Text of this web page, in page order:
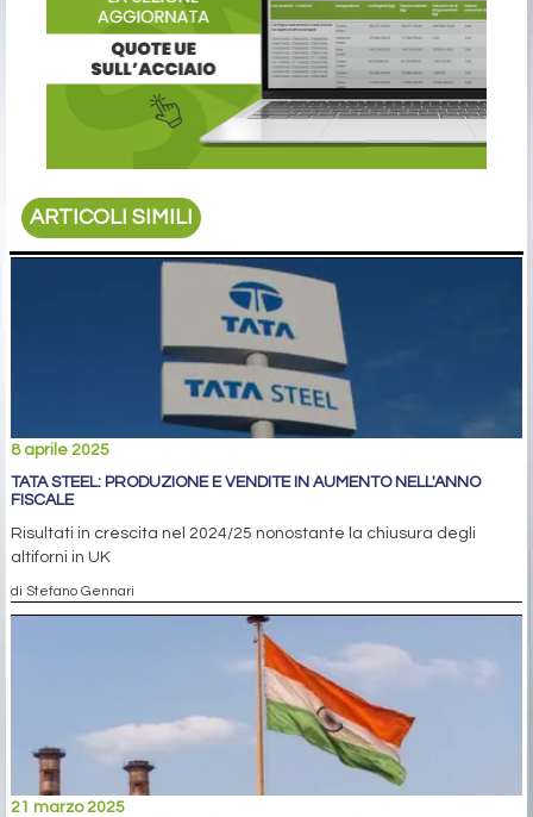
ARTICOLI SIMILI
8 aprile 2025
TATA STEEL: PRODUZIONE E VENDITE IN AUMENTO NELL'ANNO
FISCALE
Risultati in crescita nel 2024/25 nonostante la chiusura degli
altiforni in UK
di Stefano Gennari
21 marzo 2025